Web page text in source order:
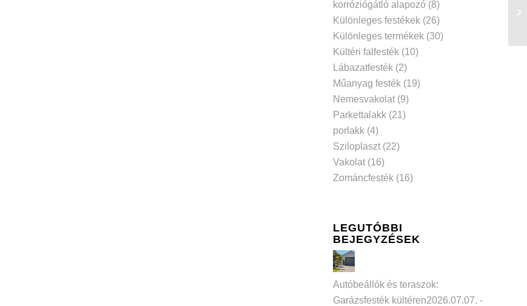
korróziógátló alapozó (8)
Különleges festékek(26)
Különleges termékek(30)
Kültéri falfesték(10)
Lábazatfesték(2)
Műanyag festék(19)
Nemesvakolat(9)
Parkettalakk(21)
porlakk(4)
Sziloplaszt(22)
Vakolat(16)
Zománcfesték(16)
LEGUTÓBBI
BEJEGYZÉSEK
Autóbeállók és teraszok:
Garázsfesték kültéren2026.07.07. -